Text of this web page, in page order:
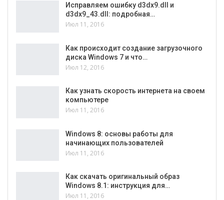
Исправляем ошибку d3dx9.dll и
d3dx9_43.dll: подробная…
Июл 11, 2016
Как происходит создание загрузочного
диска Windows 7 и что…
Июл 12, 2016
Как узнать скорость интернета на своем
компьютере
Июл 11, 2016
Windows 8: основы работы для
начинающих пользователей
Июл 11, 2016
Как скачать оригинальный образ
Windows 8.1: инструкция для…
Июл 11, 2016